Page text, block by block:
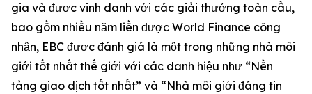
gia và được vinh danh với các giải thưởng toàn cầu,
bao gồm nhiều năm liền được World Finance công
nhận, EBC được đánh giá là một trong những nhà môi
giới tốt nhất thế giới với các danh hiệu như “Nền
tảng giao dịch tốt nhất” và “Nhà môi giới đáng tin